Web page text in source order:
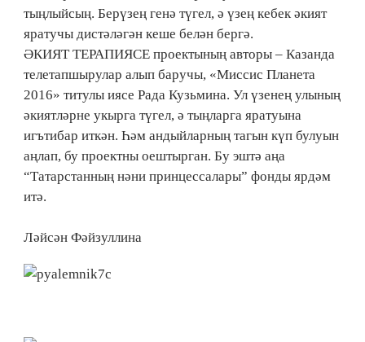
тыңлыйсың. Берүзең генә түгел, ә үзең кебек әкият
яратучы дистәләгән кеше белән бергә.
ӘКИЯТ ТЕРАПИЯСЕ проектының авторы – Казанда
телетапшырулар алып баручы, «Миссис Планета
2016» титулы иясе Рада Кузьмина. Ул үзенең улының
әкиятләрне укырга түгел, ә тыңларга яратуына
игътибар иткән. Һәм андыйларның тагын күп булуын
аңлап, бу проектны оештырган. Бу эштә аңа
“Татарстанның нәни принцессалары” фонды ярдәм
итә.
Ләйсән Фәйзуллина